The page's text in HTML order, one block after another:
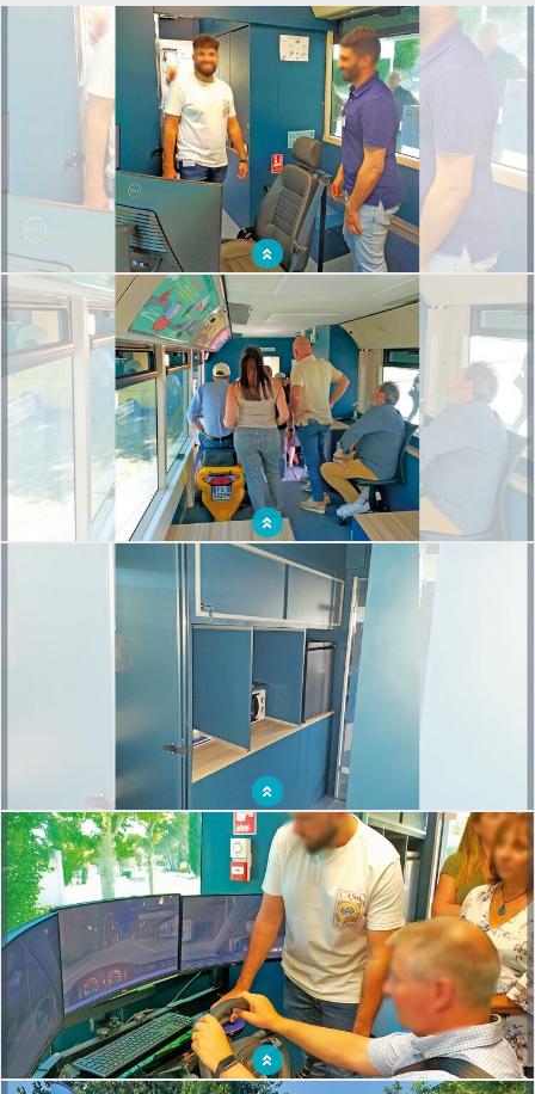
x
Intégration de simulateurs pour immerger les participants dans des situations
réelles
Transformer un bus en un espace de formation et de sensibilisation pour accueillir
tout public
Aménagement d'un espace confortable avec vestiaire, machine à café ... pour les
animateurs